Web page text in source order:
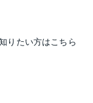
りたい方はこちら